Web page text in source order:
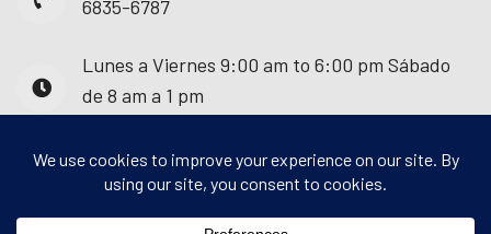
6835-6787
Lunes a Viernes 9:00 am to 6:00 pm Sábado
de 8 am a 1 pm